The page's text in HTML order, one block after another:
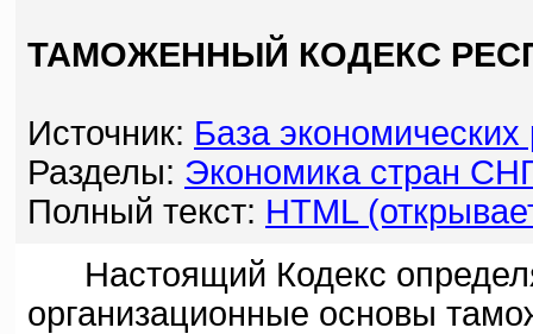
ТАМОЖЕННЫЙ КОДЕКС
Источник: База
Разделы: Экономика стран
Полный текст: HTML
Настоящий Кодекс
организационные основы